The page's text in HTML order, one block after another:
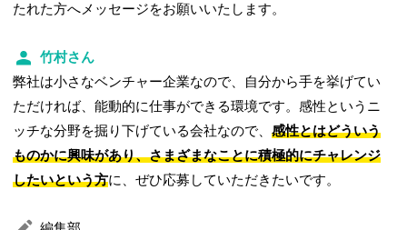
たれた方へメッセージをお願いいたします。
竹村さん
弊社は小さなベンチャー企業なので、自分から手を挙げてい
ただければ、能動的に仕事ができる環境です。感性というニ
ッチな分野を掘り下げている会社なので、感性とはどういう
ものかに興味があり、さまざまなことに積極的にチャレンジ
したいという方に、ぜひ応募していただきたいです。